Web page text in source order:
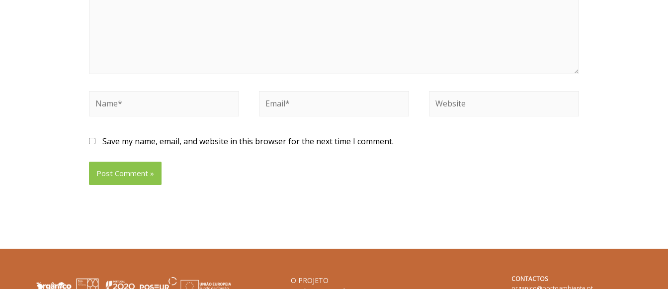
Save my name, email, and website in this browser for the next time I comment.
O PROJETO
CONTACTOS